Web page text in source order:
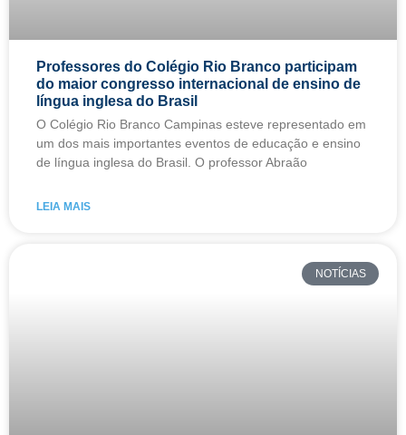
Professores do Colégio Rio Branco participam
do maior congresso internacional de ensino de
língua inglesa do Brasil
O Colégio Rio Branco Campinas esteve representado em
um dos mais importantes eventos de educação e ensino
de língua inglesa do Brasil. O professor Abraão
LEIA MAIS
NOTÍCIAS